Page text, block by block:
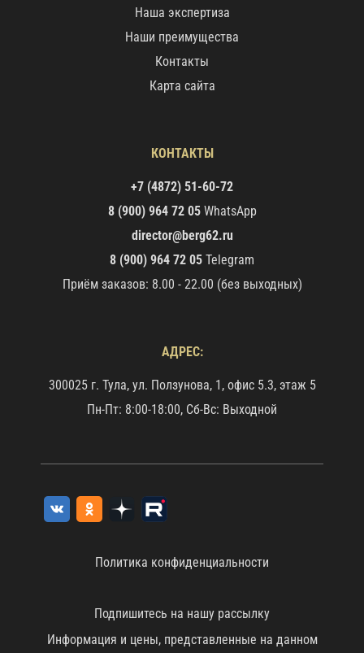
Наша экспертиза
Наши преимущества
Контакты
Карта сайта
КОНТАКТЫ
+7 (4872) 51-60-72
8 (900) 964 72 05WhatsApp
director@berg62.ru
8 (900) 964 72 05 Telegram
Приём заказов: 8.00 - 22.00 (без выходных)
АДРЕС:
300025 г. Тула, ул. Ползунова, 1, офис 5.3, этаж 5
Пн-Пт: 8:00-18:00, Сб-Вс: Выходной
Политика конфиденциальности
Подпишитесь на нашу рассылку
Информация и цены, представленные на данном